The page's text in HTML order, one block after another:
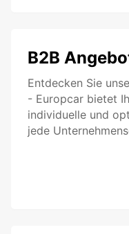
B2B
Entdecken Sie
- Europcar bietet
individuelle und
jede